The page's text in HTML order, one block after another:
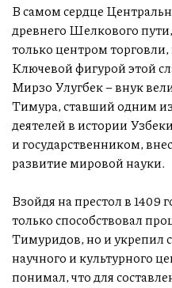
В самом сердце
древнего Шелкового
только центром
Ключевой фигурой этой
Мирзо Улугбек – внук
Тимура, ставший одним
деятелей в истории
и государственником,
развитие мировой науки.
Взойдя на престол в 1409
только способствовал
Тимуридов, но и укрепил
научного и культурного
понимал, что для